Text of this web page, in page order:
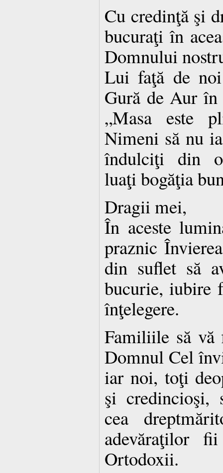
Cu credinţă şi
bucuraţi în
Domnului
Lui faţă de
Gură de Aur în
„Masa este
Nimeni să nu
îndulciţi din
luaţi bogăţia
Dragii mei,
În aceste
praznic
din suflet să
bucurie, iubire
înţelegere.
Familiile să vă
Domnul Cel
iar noi, toţi
şi credincioşi,
cea
adevăraţilor
Ortodoxii.